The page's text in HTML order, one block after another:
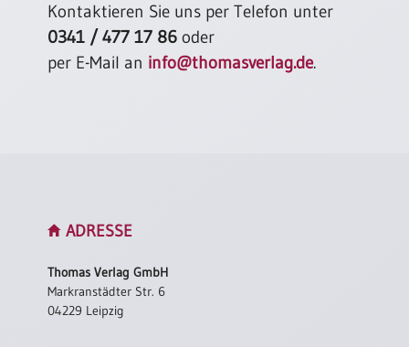
Restbestände
Kontaktieren Sie uns per Telefon unter
0341 / 477 17 86 oder
per E-Mail an info@thomasverlag.de.
ADRESSE
Thomas Verlag GmbH
Markranstädter Str. 6
04229 Leipzig